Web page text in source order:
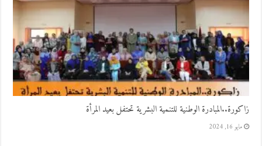
زاكورة..المبادرة الوطنية للتنمية البشرية تحتفل بعيد المرأة
مايو 16, 2024